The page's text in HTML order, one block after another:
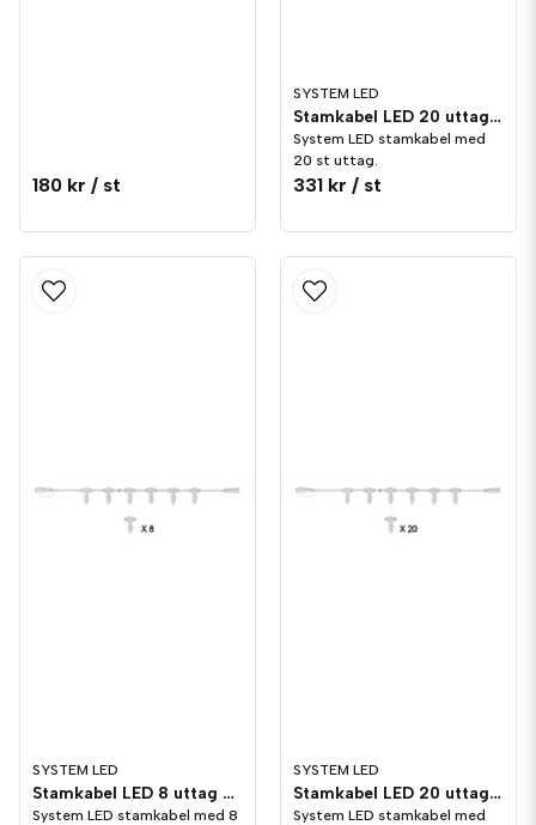
180 kr / st
SYSTEM LED
Stamkabel LED 20 uttag Svart
System LED stamkabel med
20 st uttag.
331 kr / st
SYSTEM LED
Stamkabel LED 8 uttag Vit
System LED stamkabel med 8
SYSTEM LED
Stamkabel LED 20 uttag Vit
System LED stamkabel med